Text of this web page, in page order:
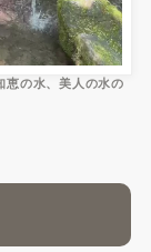
の水、美人の水の